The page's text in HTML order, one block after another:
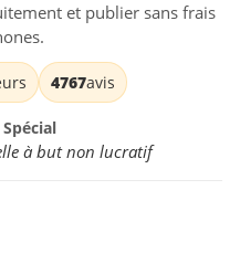
et publier sans frais
4767avis
à but non lucratif